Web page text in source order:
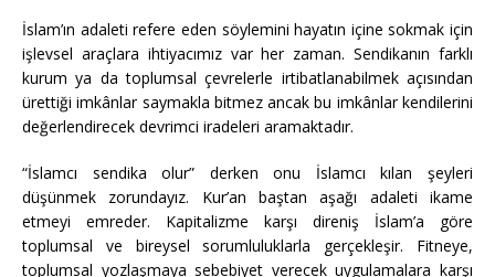
İslam’ın adaleti refere eden söylemini hayatın içine sokmak için
işlevsel araçlara ihtiyacımız var her zaman. Sendikanın farklı
kurum ya da toplumsal çevrelerle irtibatlanabilmek açısından
ürettiği imkânlar saymakla bitmez ancak bu imkânlar kendilerini
değerlendirecek devrimci iradeleri aramaktadır.
“İslamcı sendika olur” derken onu İslamcı kılan şeyleri
düşünmek zorundayız. Kur’an baştan aşağı adaleti ikame
etmeyi emreder. Kapitalizme karşı direniş İslam’a göre
toplumsal ve bireysel sorumluluklarla gerçekleşir. Fitneye,
toplumsal yozlaşmaya sebebiyet verecek uygulamalara karşı